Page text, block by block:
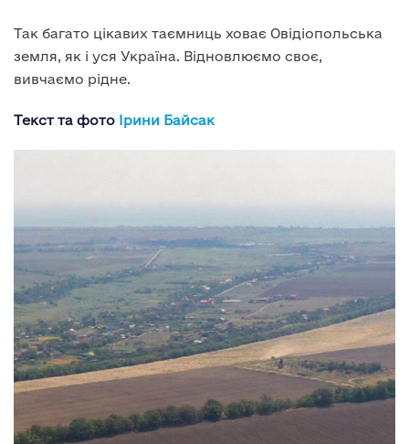
Так багато цікавих таємниць ховає Овідіопольська
земля, як і уся Україна. Відновлюємо своє,
вивчаємо рідне.
Текст та фото Ірини Байсак